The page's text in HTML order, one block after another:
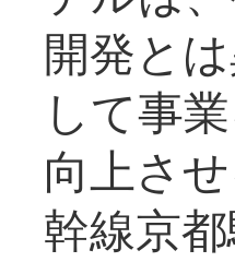
開発と
して事
向上さ
幹線京